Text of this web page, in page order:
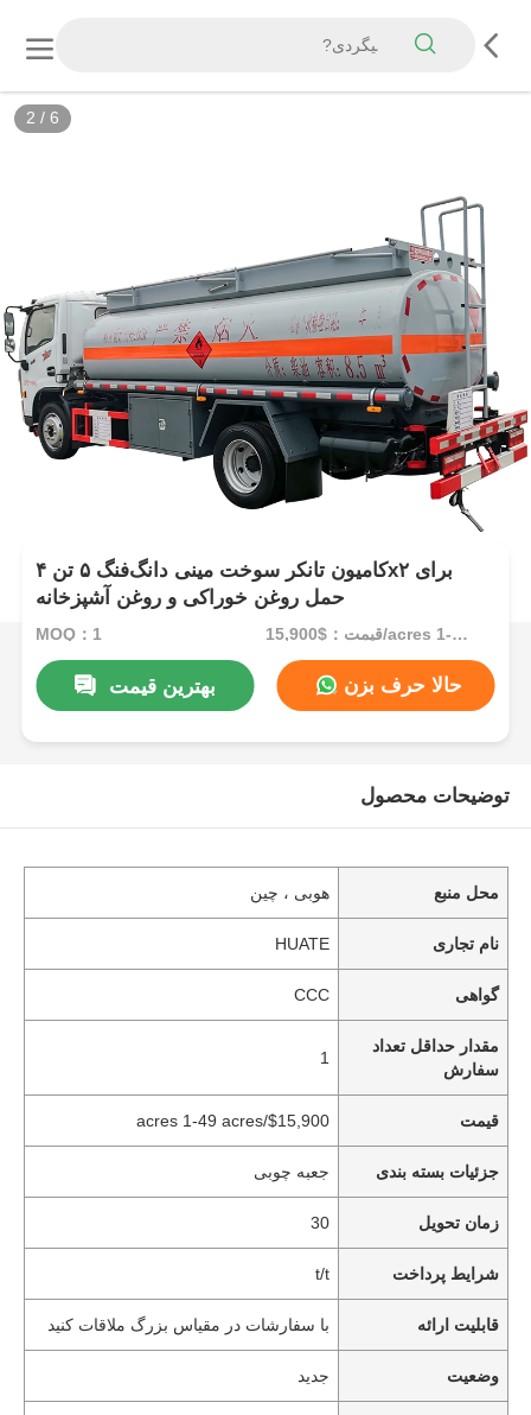
3 / 6
کامیون تانکر سوخت مینی دانگ‌فنگ ۵ تن ۴x۲ برای
حمل روغن خوراکی و روغن آشپزخانه
MOQ：1 قیمت：$15,900/acres 1-49 acres
بهترین قیمت حالا حرف بزن
توضیحات محصول
محل منبع هوبی ، چین
نام تجاری HUATE
گواهی CCC
مقدار حداقل تعداد
سفارش
1
قیمت $15,900/acres 1-49 acres
جزئیات بسته بندی جعبه چوبی
زمان تحویل 30
شرایط پرداخت t/t
قابلیت ارائه با سفارشات در مقیاس بزرگ ملاقات کنید
وضعیت جدید